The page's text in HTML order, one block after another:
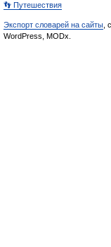
👣 Путешествия
Экспорт словарей на сайты ,
WordPress, MODx.